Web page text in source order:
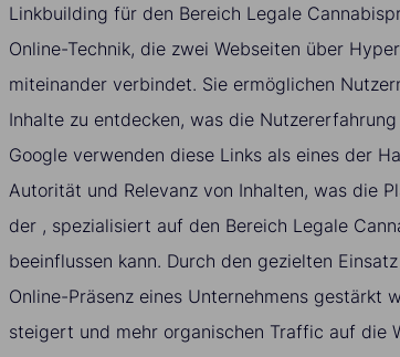
Linkbuilding für den Bereich Legale
Online-Technik, die zwei Webseiten über
miteinander verbindet. Sie ermöglichen
Inhalte zu entdecken, was die
Google verwenden diese Links als eines der
Autorität und Relevanz von Inhalten, was die
der , spezialisiert auf den Bereich Legale
beeinflussen kann. Durch den gezielten
Online-Präsenz eines Unternehmens gestärkt
steigert und mehr organischen Traffic auf die